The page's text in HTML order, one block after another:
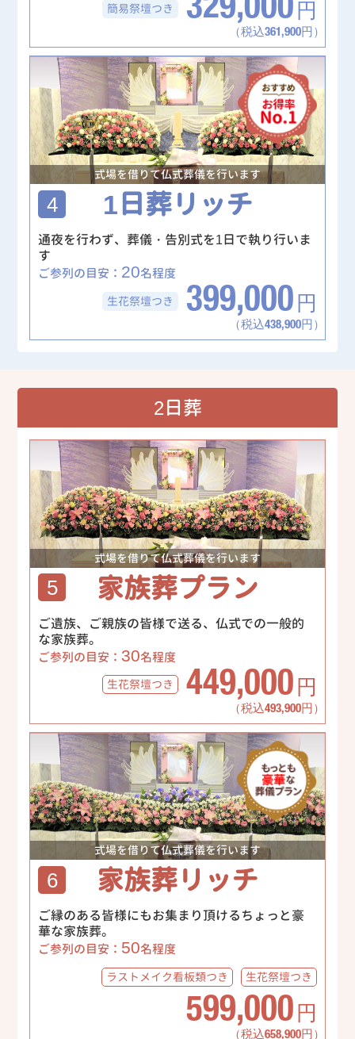
簡易祭壇つき 329,000 円
（税込361,900円）
式場を借りて仏式葬儀を行います
4 1日葬リッチ
通夜を行わず、葬儀・告別式を1日で執り行いま
す
ご参列の目安： 20名程度
生花祭壇つき 399,000 円
（税込438,900円）
2日葬
式場を借りて仏式葬儀を行います
5 家族葬プラン
ご遺族、ご親族の皆様で送る、仏式での一般的
な家族葬。
ご参列の目安： 30名程度
生花祭壇つき 449,000 円
（税込493,900円）
式場を借りて仏式葬儀を行います
6 家族葬リッチ
ご縁のある皆様にもお集まり頂けるちょっと豪
華な家族葬。
ご参列の目安： 50名程度
ラストメイク看板類つき 生花祭壇つき
599,000 円
（税込658,900円）